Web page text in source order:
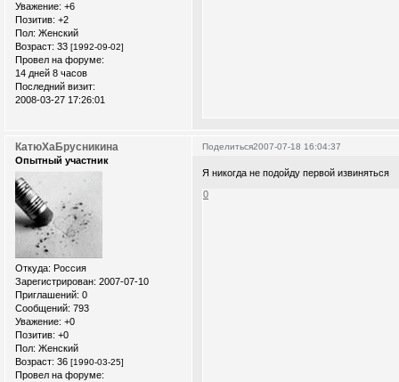
Уважение: +6
Позитив: +2
Пол: Женский
Возраст: 33 [1992-09-02]
Провел на форуме:
14 дней 8 часов
Последний визит:
2008-03-27 17:26:01
Поделиться2007-07-18 16:04:37
КатюХаБрусникина
Опытный участник
Откуда: Россия
Зарегистрирован: 2007-07-10
Приглашений: 0
Сообщений: 793
Уважение: +0
Позитив: +0
Пол: Женский
Возраст: 36 [1990-03-25]
Провел на форуме:
Я никогда не подойду первой извиняться
0